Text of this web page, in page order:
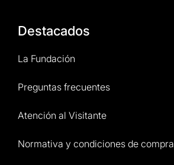
Destacados
La Fundación
Preguntas frecuentes
Atención al Visitante
Normativa y condiciones de compra